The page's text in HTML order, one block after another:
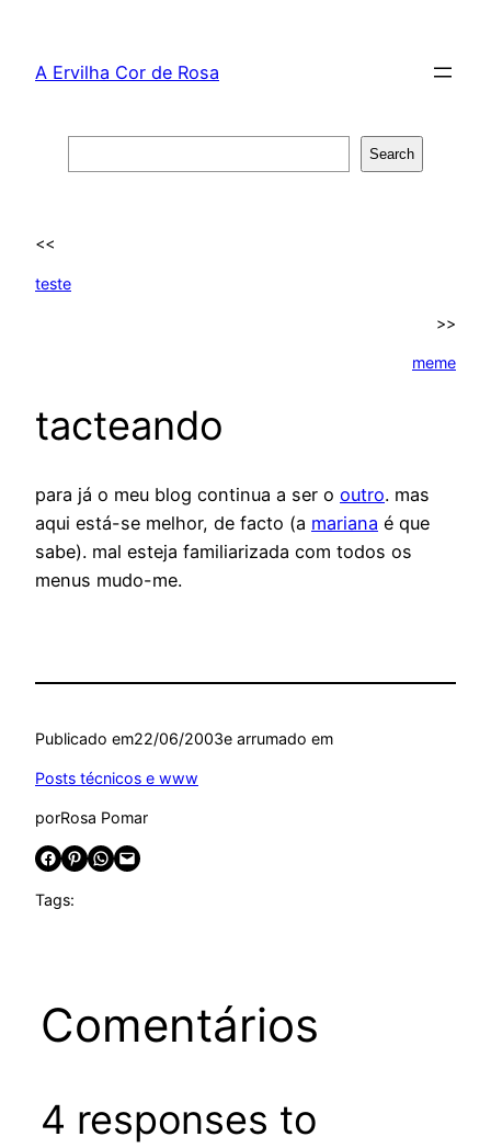
content
A Ervilha Cor de Rosa
Search
<<
teste
>>
meme
tacteando
para já o meu blog continua a ser o outro. mas
aqui está-se melhor, de facto (a mariana é que
sabe). mal esteja familiarizada com todos os
menus mudo-me.
Publicado em22/06/2003e arrumado em
Posts técnicos e www
porRosa Pomar
Share on Facebook Share on Pinterest Share on WhatsApp Email this Page
Tags:
Comentários
4 responses to